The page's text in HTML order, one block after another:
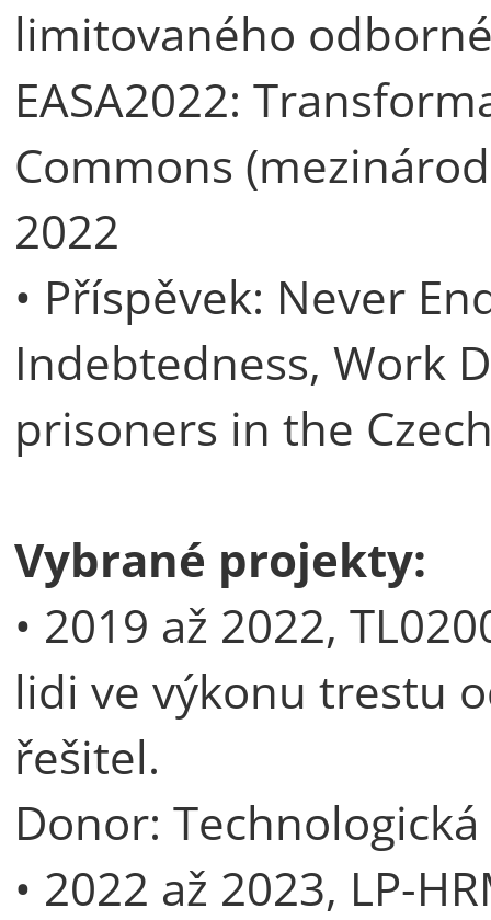
limitovaného
EASA2022:
Commons
2022
• Příspěvek: Never
Indebtedness, Work
prisoners in the
Vybrané projekty:
• 2019 až 2022,
lidi ve výkonu trestu
řešitel.
Donor:
• 2022 až 2023, LP-